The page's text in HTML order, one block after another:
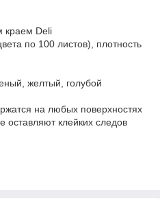
краем Deli
по 100 листов), плотность
желтый, голубой
на любых поверхностях
оставляют клейких следов